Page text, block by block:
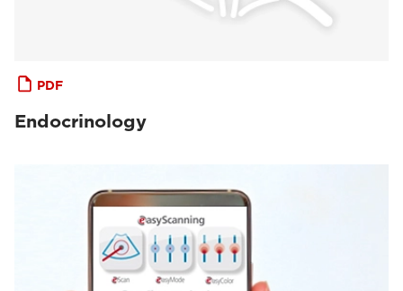
PDF
Endocrinology